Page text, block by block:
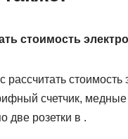
стоимость
счетчик,
две розетки в .